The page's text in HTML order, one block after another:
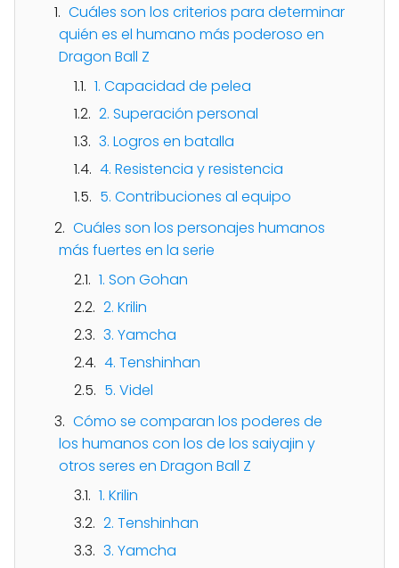
Cuáles son los criterios para determinar
quién es el humano más poderoso en
Dragon Ball Z
1. Capacidad de pelea
2. Superación personal
3. Logros en batalla
4. Resistencia y resistencia
5. Contribuciones al equipo
Cuáles son los personajes humanos
más fuertes en la serie
1. Son Gohan
2. Krilin
3. Yamcha
4. Tenshinhan
5. Videl
Cómo se comparan los poderes de
los humanos con los de los saiyajin y
otros seres en Dragon Ball Z
1. Krilin
2. Tenshinhan
3. Yamcha